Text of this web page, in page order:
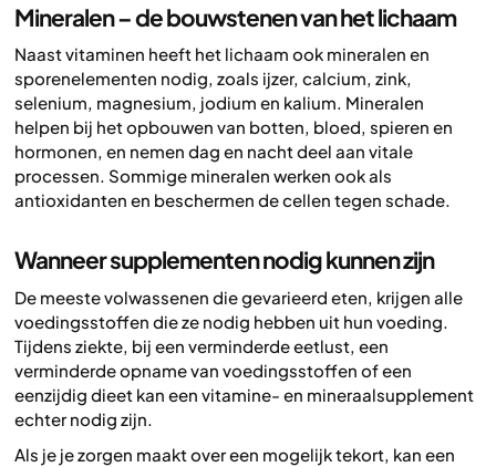
Mineralen – de bouwstenen van het lichaam
Naast vitaminen heeft het lichaam ook mineralen en
sporenelementen nodig, zoals ijzer, calcium, zink,
selenium, magnesium, jodium en kalium. Mineralen
helpen bij het opbouwen van botten, bloed, spieren en
hormonen, en nemen dag en nacht deel aan vitale
processen. Sommige mineralen werken ook als
antioxidanten en beschermen de cellen tegen schade.
Wanneer supplementen nodig kunnen zijn
De meeste volwassenen die gevarieerd eten, krijgen alle
voedingsstoffen die ze nodig hebben uit hun voeding.
Tijdens ziekte, bij een verminderde eetlust, een
verminderde opname van voedingsstoffen of een
eenzijdig dieet kan een vitamine- en mineraalsupplement
echter nodig zijn.
Als je je zorgen maakt over een mogelijk tekort, kan een